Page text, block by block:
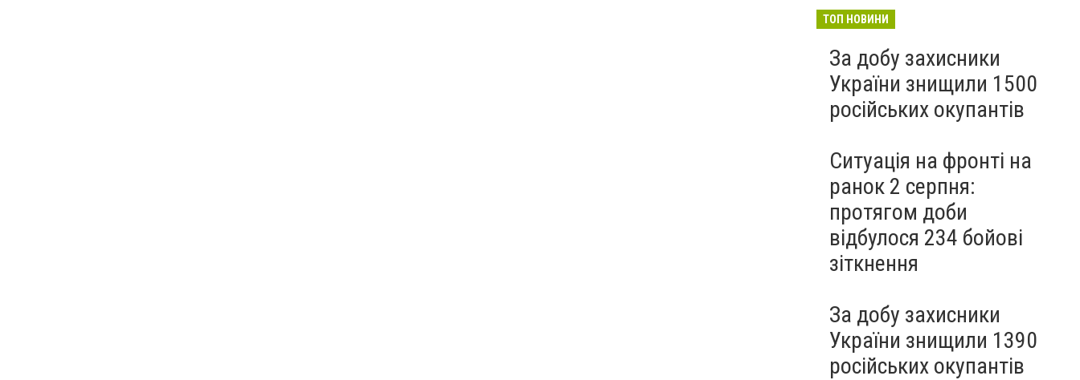
ТОП НОВИНИ
За добу захисники
України знищили 1500
російських окупантів
Ситуація на фронті на
ранок 2 серпня:
протягом доби
відбулося 234 бойові
зіткнення
За добу захисники
України знищили 1390
російських окупантів